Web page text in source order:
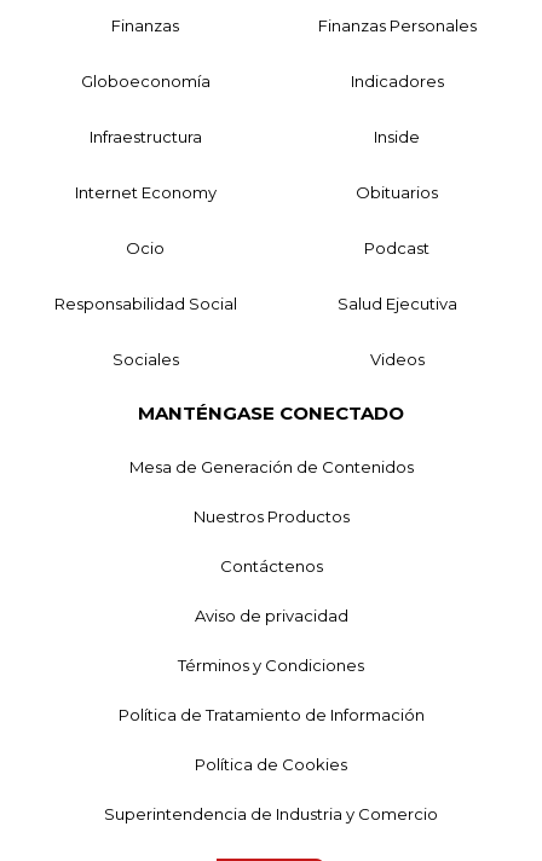
Finanzas Finanzas Personales
Globoeconomía Indicadores
Infraestructura Inside
Internet Economy Obituarios
Ocio Podcast
Responsabilidad Social Salud Ejecutiva
Sociales Videos
MANTÉNGASE CONECTADO
Mesa de Generación de Contenidos
Nuestros Productos
Contáctenos
Aviso de privacidad
Términos y Condiciones
Política de Tratamiento de Información
Política de Cookies
Superintendencia de Industria y Comercio